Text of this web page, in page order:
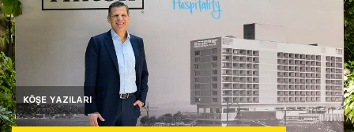
KÖŞE YAZILARI